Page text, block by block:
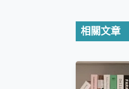
相關文章